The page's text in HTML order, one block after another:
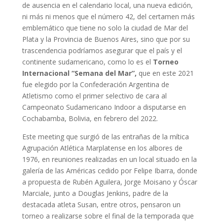
de ausencia en el calendario local, una nueva edición,
ni más ni menos que el número 42, del certamen más
emblemático que tiene no solo la ciudad de Mar del
Plata y la Provincia de Buenos Aires, sino que por su
trascendencia podríamos asegurar que el país y el
continente sudamericano, como lo es el Torneo
Internacional “Semana del Mar”, que en este 2021
fue elegido por la Confederación Argentina de
Atletismo como el primer selectivo de cara al
Campeonato Sudamericano Indoor a disputarse en
Cochabamba, Bolivia, en febrero del 2022.
Este meeting que surgió de las entrañas de la mítica
Agrupación Atlética Marplatense en los albores de
1976, en reuniones realizadas en un local situado en la
galería de las Américas cedido por Felipe Ibarra, donde
a propuesta de Rubén Aguilera, Jorge Moisano y Óscar
Marciale, junto a Douglas Jenkins, padre de la
destacada atleta Susan, entre otros, pensaron un
torneo a realizarse sobre el final de la temporada que